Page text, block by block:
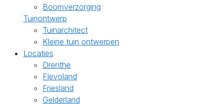
Boomverzorging
Tuinontwerp
Tuinarchitect
Kleine tuin ontwerpen
Locaties
Drenthe
Flevoland
Friesland
Gelderland